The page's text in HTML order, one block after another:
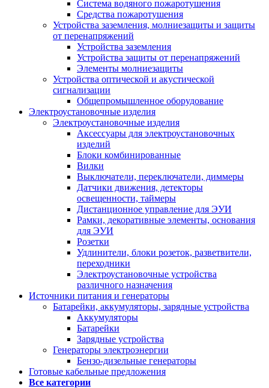
Система водяного пожаротушения
Средства пожаротушения
Устройства заземления, молниезащиты и защиты
от перенапряжений
Устройства заземления
Устройства защиты от перенапряжений
Элементы молниезащиты
Устройства оптической и акустической
сигнализации
Общепромышленное оборудование
Электроустановочные изделия
Электроустановочные изделия
Аксессуары для электроустановочных
изделий
Блоки комбинированные
Вилки
Выключатели, переключатели, диммеры
Датчики движения, детекторы
освещенности, таймеры
Дистанционное управление для ЭУИ
Рамки, декоративные элементы, основания
для ЭУИ
Розетки
Удлинители, блоки розеток, разветвители,
переходники
Электроустановочные устройства
различного назначения
Источники питания и генераторы
Батарейки, аккумуляторы, зарядные устройства
Аккумуляторы
Батарейки
Зарядные устройства
Генераторы электроэнергии
Бензо-дизельные генераторы
Готовые кабельные предложения
Все категории